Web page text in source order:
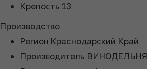
Крепость 13
Производство
Регион Краснодарский Край
Производитель